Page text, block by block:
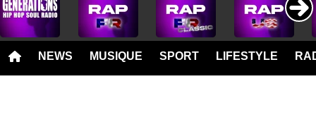
NEWS MUSIQUE SPORT LIFESTYLE